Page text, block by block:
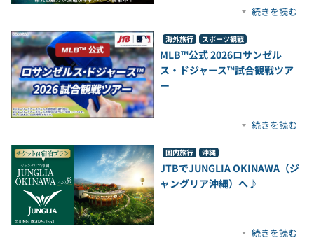
続きを読む
海外旅行 スポーツ観戦
MLB™公式 2026ロサンゼル
ス・ドジャース™試合観戦ツア
ー
続きを読む
国内旅行 沖縄
JTBでJUNGLIA OKINAWA（ジ
ャングリア沖縄）へ♪
続きを読む